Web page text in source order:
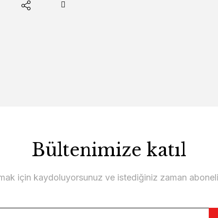
Bültenimize katıl
için kaydoluyorsunuz ve istediğiniz zaman